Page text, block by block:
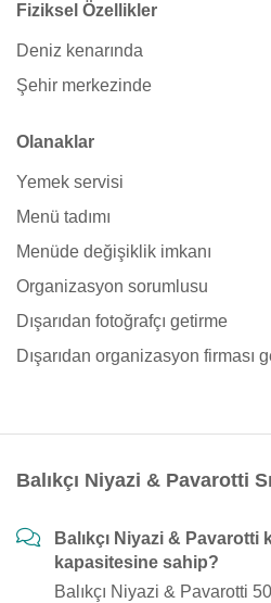
Fiziksel Özellikler
Deniz kenarında
Şehir merkezinde
Olanaklar
Yemek servisi
Menü tadımı
Menüde değişiklik imkanı
Organizasyon sorumlusu
Dışarıdan fotoğrafçı getirme
Dışarıdan organizasyon firması
Balıkçı Niyazi & Pavarotti
Balıkçı Niyazi &
kapasitesine sahip?
Balıkçı Niyazi & Pavarotti